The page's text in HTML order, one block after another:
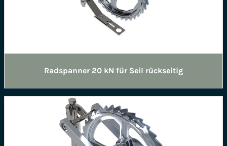
Radspanner 20 kN für Seil rückseitig